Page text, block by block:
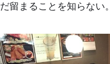
だ留まることを知らない。